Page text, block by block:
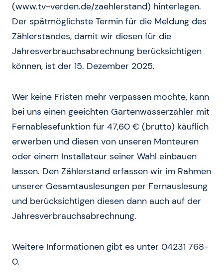
(www.tv-verden.de/zaehlerstand) hinterlegen.
Der spätmöglichste Termin für die Meldung des
Zählerstandes, damit wir diesen für die
Jahresverbrauchsabrechnung berücksichtigen
können, ist der 15. Dezember 2025.
Wer keine Fristen mehr verpassen möchte, kann
bei uns einen geeichten Gartenwasserzähler mit
Fernablesefunktion für 47,60 € (brutto) käuflich
erwerben und diesen von unseren Monteuren
oder einem Installateur seiner Wahl einbauen
lassen. Den Zählerstand erfassen wir im Rahmen
unserer Gesamtauslesungen per Fernauslesung
und berücksichtigen diesen dann auch auf der
Jahresverbrauchsabrechnung.
Weitere Informationen gibt es unter 04231 768-
0.